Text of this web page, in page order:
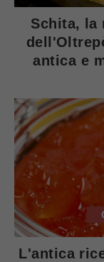
Schita,
antica e
L'antica